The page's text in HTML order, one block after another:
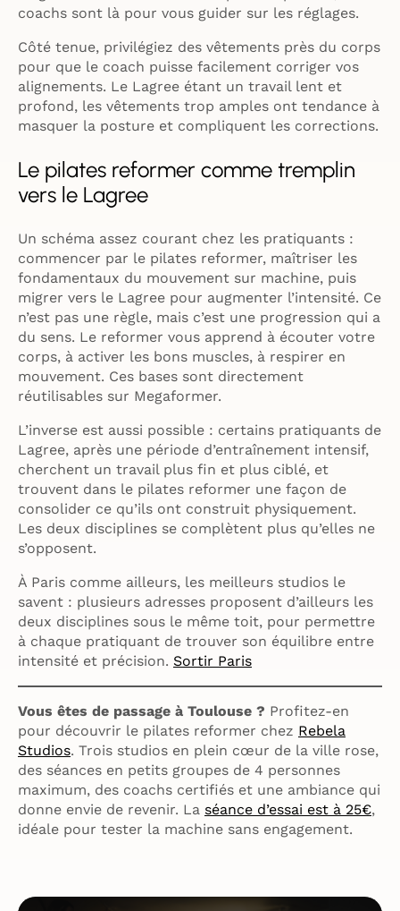
coachs sont là pour vous guider sur les réglages.
Côté tenue, privilégiez des vêtements près du corps
pour que le coach puisse facilement corriger vos
alignements. Le Lagree étant un travail lent et
profond, les vêtements trop amples ont tendance à
masquer la posture et compliquent les corrections.
Le pilates reformer comme tremplin
vers le Lagree
Un schéma assez courant chez les pratiquants :
commencer par le pilates reformer, maîtriser les
fondamentaux du mouvement sur machine, puis
migrer vers le Lagree pour augmenter l’intensité. Ce
n’est pas une règle, mais c’est une progression qui a
du sens. Le reformer vous apprend à écouter votre
corps, à activer les bons muscles, à respirer en
mouvement. Ces bases sont directement
réutilisables sur Megaformer.
L’inverse est aussi possible : certains pratiquants de
Lagree, après une période d’entraînement intensif,
cherchent un travail plus fin et plus ciblé, et
trouvent dans le pilates reformer une façon de
consolider ce qu’ils ont construit physiquement.
Les deux disciplines se complètent plus qu’elles ne
s’opposent.
À Paris comme ailleurs, les meilleurs studios le
savent : plusieurs adresses proposent d’ailleurs les
deux disciplines sous le même toit, pour permettre
à chaque pratiquant de trouver son équilibre entre
intensité et précision. Sortir Paris
Vous êtes de passage à Toulouse ? Profitez-en
pour découvrir le pilates reformer chez Rebela
Studios. Trois studios en plein cœur de la ville rose,
des séances en petits groupes de 4 personnes
maximum, des coachs certifiés et une ambiance qui
donne envie de revenir. La séance d’essai est à 25€,
idéale pour tester la machine sans engagement.